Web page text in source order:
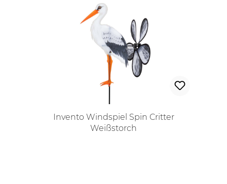
Invento Windspiel Spin Critter
Weißstorch